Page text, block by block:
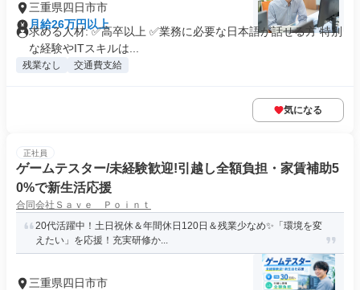
三重県四日市市
月給26万円以上
求める人材: ✅高卒以上 ✅業務に必要な日本語が話せる方 特別
な経験やITスキルは...
残業なし 交通費支給
気になる
正社員
ゲームテスター/未経験歓迎!引越し全額負担・家賃補助5
0%で新生活応援
合同会社Ｓａｖｅ Ｐｏｉｎｔ
20代活躍中！土日祝休＆年間休日120日＆残業少なめ✨「環境を変
えたい」を応援！充実研修か...
三重県四日市市